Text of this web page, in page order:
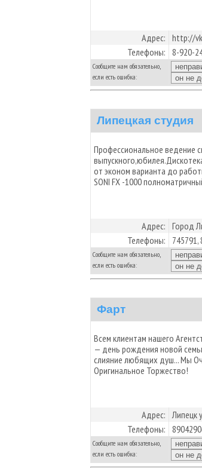
Адрес: http://
Телефоны: 8-920-
Сообщите нам обязательно,
если есть ошибка:
Липецкая студия
Профессиональное ведение
от эконом варианта до
SONI FX -1000
Адрес: Город
Телефоны:
745791,
Сообщите нам обязательно,
если есть ошибка:
Фарт
Всем клиентам нашего
— день рождения новой
слияние любящих душ... Мы
Оригинальное Торжество!
Адрес: Липецк
Телефоны:
Сообщите нам обязательно,
если есть ошибка: